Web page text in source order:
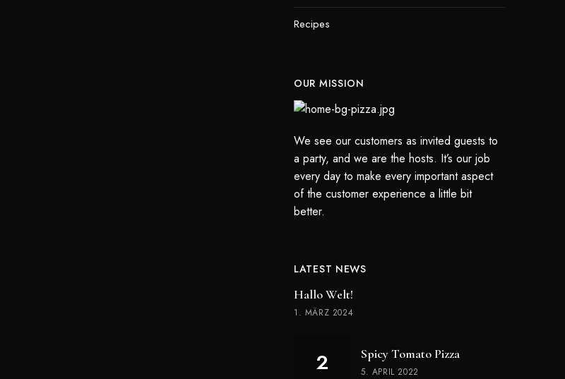
Recipes
OUR MISSION
We see our customers as invited guests to
a party, and we are the hosts. It’s our job
every day to make every important aspect
of the customer experience a little bit
better.
LATEST NEWS
Hallo Welt!
1. MÄRZ 2024
Spicy Tomato Pizza
5. APRIL 2022